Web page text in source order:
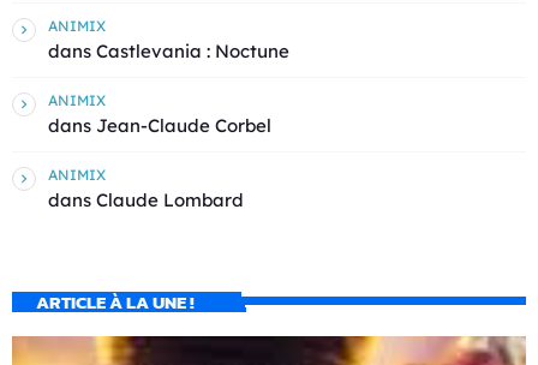
ANIMIX
dans Castlevania : Noctune
ANIMIX
dans Jean-Claude Corbel
ANIMIX
dans Claude Lombard
ARTICLE À LA UNE !